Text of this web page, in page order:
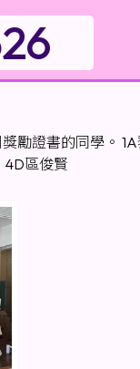
證書的同學。
4D區俊賢